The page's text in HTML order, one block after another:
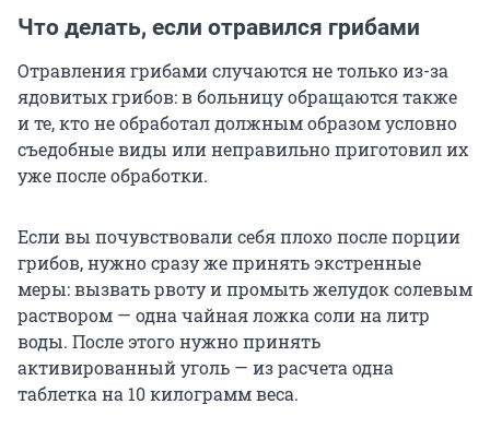
Что делать, если отравился грибами
Отравления грибами случаются не только из-за
ядовитых грибов: в больницу обращаются также
и те, кто не обработал должным образом условно
съедобные виды или неправильно приготовил их
уже после обработки.
Если вы почувствовали себя плохо после порции
грибов, нужно сразу же принять экстренные
меры: вызвать рвоту и промыть желудок солевым
раствором — одна чайная ложка соли на литр
воды. После этого нужно принять
активированный уголь — из расчета одна
таблетка на 10 килограмм веса.